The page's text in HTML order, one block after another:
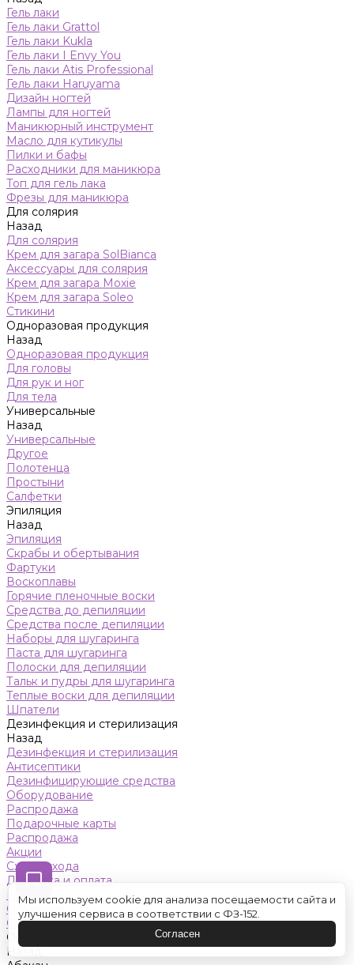
Гель лаки
Гель лаки Grattol
Гель лаки Kukla
Гель лаки I Envy You
Гель лаки Atis Professional
Гель лаки Haruyama
Дизайн ногтей
Лампы для ногтей
Маникюрный инструмент
Масло для кутикулы
Пилки и бафы
Расходники для маникюра
Топ для гель лака
Фрезы для маникюра
Для солярия
Назад
Для солярия
Крем для загара SolBianca
Аксессуары для солярия
Крем для загара Moxie
Крем для загара Soleo
Стикини
Одноразовая продукция
Назад
Одноразовая продукция
Для головы
Для рук и ног
Для тела
Универсальные
Назад
Универсальные
Другое
Полотенца
Простыни
Салфетки
Эпиляция
Назад
Эпиляция
Скрабы и обертывания
Фартуки
Воскоплавы
Горячие пленочные воски
Средства до депиляции
Средства после депиляции
Наборы для шугаринга
Паста для шугаринга
Полоски для депиляции
Тальк и пудры для шугаринга
Теплые воски для депиляции
Шпатели
Дезинфекция и стерилизация
Назад
Дезинфекция и стерилизация
Антисептики
Дезинфицирующие средства
Оборудование
Распродажа
Подарочные карты
Распродажа
Акции
Схемы ухода
Доставка и оплата
Контакты
Обучение
Салон красоты
Оренбург
Назад
Мы используем cookie для анализа посещаемости сайта и
улучшения сервиса в соответствии с ФЗ-152.
Согласен